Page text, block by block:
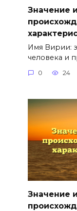
Значение
Имя Вирии:
человека и
0 24
Значение